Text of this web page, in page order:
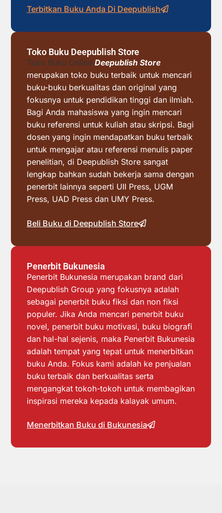
Terbitkan Buku Anda Di Deepublish
Toko Buku Deepublish Store
Toko Buku Online Deepublish Store
merupakan toko buku terbaik untuk mencari
buku-buku berkualitas dan original yang
fokusnya untuk pendidikan tinggi dan ilmiah.
Bagi Anda mahasiswa yang ingin mencari
buku referensi untuk kuliah atau skripsi. Bagi
dosen yang ingin mendapatkan buku terbaik
untuk mengajar atau referensi menulis paper
penelitian, di Deepublish Store sangat
lengkap bahkan sudah bekerja sama dengan
penerbit lainnya seperti UII Press, UGM
Press, UAD Press dan UMY Press.
Beli Buku di Deepublish Store
Penerbit Bukunesia
Penerbit Bukunesia merupakan brand dari
Deepublish Group yang fokusnya adalah
sebagai penerbit buku fiksi dan non fiksi
populer. Jika Anda mencari penerbit buku
novel, penerbit buku motivasi, buku biografi
dan hal-hal sejenis, maka Penerbit Bukunesia
adalah tempat yang tepat untuk menerbitkan
buku Anda. Fokus kami adalah ke penjualan
buku terbaik dan berkualitas serta
mengangkat tokoh-tokoh untuk membagikan
inspirasi mereka kepada kalayak umum.
Menerbitkan Buku di Bukunesia